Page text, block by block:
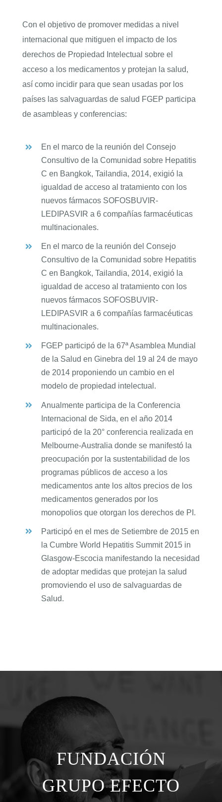
Con el objetivo de promover medidas a nivel
internacional que mitiguen el impacto de los
derechos de Propiedad Intelectual sobre el
acceso a los medicamentos y protejan la salud,
así como incidir para que sean usadas por los
países las salvaguardas de salud FGEP participa
de asambleas y conferencias:
En el marco de la reunión del Consejo
Consultivo de la Comunidad sobre Hepatitis
C en Bangkok, Tailandia, 2014, exigió la
igualdad de acceso al tratamiento con los
nuevos fármacos SOFOSBUVIR-
LEDIPASVIR a 6 compañías farmacéuticas
multinacionales.
En el marco de la reunión del Consejo
Consultivo de la Comunidad sobre Hepatitis
C en Bangkok, Tailandia, 2014, exigió la
igualdad de acceso al tratamiento con los
nuevos fármacos SOFOSBUVIR-
LEDIPASVIR a 6 compañías farmacéuticas
multinacionales.
FGEP participó de la 67ª Asamblea Mundial
de la Salud en Ginebra del 19 al 24 de mayo
de 2014 proponiendo un cambio en el
modelo de propiedad intelectual.
Anualmente participa de la Conferencia
Internacional de Sida, en el año 2014
participó de la 20° conferencia realizada en
Melbourne-Australia donde se manifestó la
preocupación por la sustentabilidad de los
programas públicos de acceso a los
medicamentos ante los altos precios de los
medicamentos generados por los
monopolios que otorgan los derechos de PI.
Participó en el mes de Setiembre de 2015 en
la Cumbre World Hepatitis Summit 2015 in
Glasgow-Escocia manifestando la necesidad
de adoptar medidas que protejan la salud
promoviendo el uso de salvaguardas de
Salud.
FUNDACIÓN
GRUPO EFECTO